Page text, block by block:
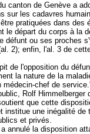
canton de Genève a
sur les cadavres
pratiquées dans des
le départ du corps à la
défunt ou ses proches
2); enfin, l'al. 3 de
de l'opposition du
la nature de la
médecin-chef de
Rolf Himmelberger
que cette
une inégalité de
et privés.
annulé la disposition